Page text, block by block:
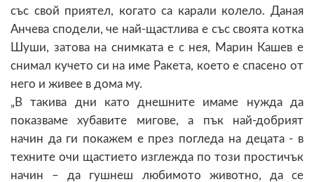
със свой приятел, когато са карали колело. Даная
Анчева сподели, че най-щастлива е със своята котка
Шуши, затова на снимката е с нея, Марин Кашев е
снимал кучето си на име Ракета, което е спасено от
него и живее в дома му.
„В такива дни като днешните имаме нужда да
показваме хубавите мигове, а пък най-добрият
начин да ги покажем е през погледа на децата - в
техните очи щастието изглежда по този простичък
начин – да гушнеш любимото животно, да се